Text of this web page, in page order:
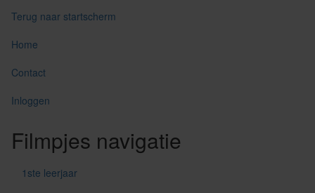
Terug naar startscherm
Home
Contact
Inloggen
Filmpjes navigatie
1ste leerjaar